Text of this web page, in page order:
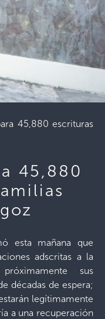
45,880 escrituras
45,880
esta mañana que
adscritas a la
sus
décadas de espera;
legítimamente
a una recuperación